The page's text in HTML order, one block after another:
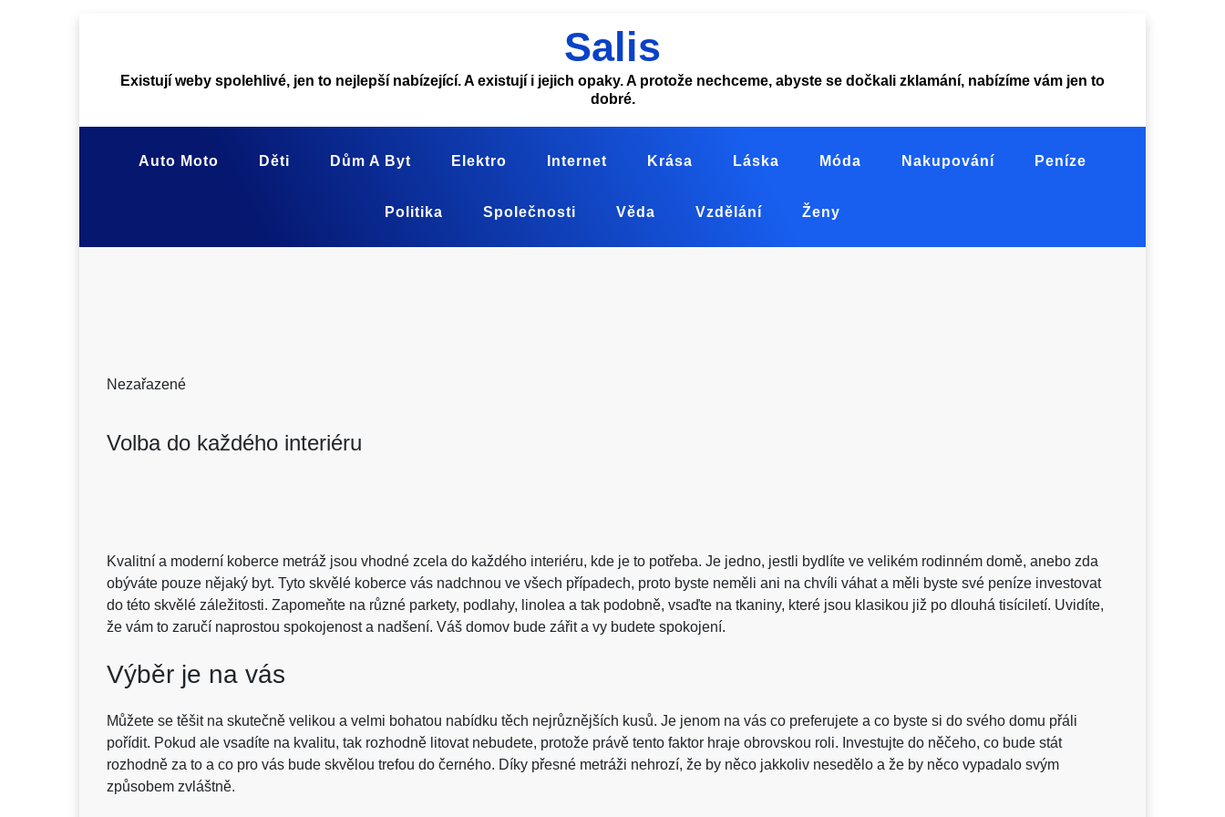
Salis
Existují weby spolehlivé, jen to nejlepší nabízející. A existují i jejich opaky. A protože nechceme, abyste se dočkali zklamání, nabízíme vám jen to
dobré.
Auto Moto Děti Dům A Byt Elektro Internet Krása Láska Móda Nakupování Peníze
Politika Společnosti Věda Vzdělání Ženy
Nezařazené
Volba do každého interiéru
Kvalitní a moderní koberce metráž jsou vhodné zcela do každého interiéru, kde je to potřeba. Je jedno, jestli bydlíte ve velikém rodinném domě, anebo zda
obýváte pouze nějaký byt. Tyto skvělé koberce vás nadchnou ve všech případech, proto byste neměli ani na chvíli váhat a měli byste své peníze investovat
do této skvělé záležitosti. Zapomeňte na různé parkety, podlahy, linolea a tak podobně, vsaďte na tkaniny, které jsou klasikou již po dlouhá tisíciletí. Uvidíte,
že vám to zaručí naprostou spokojenost a nadšení. Váš domov bude zářit a vy budete spokojení.
Výběr je na vás
Můžete se těšit na skutečně velikou a velmi bohatou nabídku těch nejrůznějších kusů. Je jenom na vás co preferujete a co byste si do svého domu přáli
pořídit. Pokud ale vsadíte na kvalitu, tak rozhodně litovat nebudete, protože právě tento faktor hraje obrovskou roli. Investujte do něčeho, co bude stát
rozhodně za to a co pro vás bude skvělou trefou do černého. Díky přesné metráži nehrozí, že by něco jakkoliv nesedělo a že by něco vypadalo svým
způsobem zvláštně.